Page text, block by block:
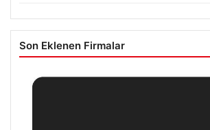
Son Eklenen Firmalar